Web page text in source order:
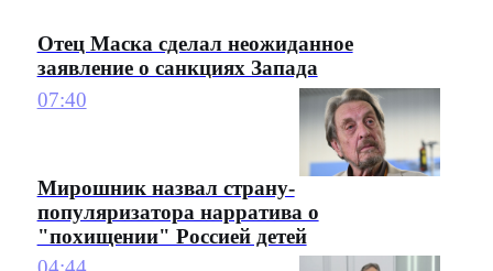
Отец Маска сделал неожиданное
заявление о санкциях Запада
07:40
Мирошник назвал страну-
популяризатора нарратива о
"похищении" Россией детей